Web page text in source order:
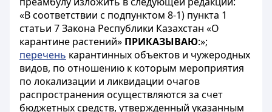
«В соответствии с подпунктом 8-1) пункта 1
статьи 7 Закона Республики Казахстан «О
карантине растений» ПРИКАЗЫВАЮ:»;
перечень карантинных объектов и чужеродных
видов, по отношению к которым мероприятия
по локализации и ликвидации очагов
распространения осуществляются за счет
бюджетных средств, утвержденный указанным